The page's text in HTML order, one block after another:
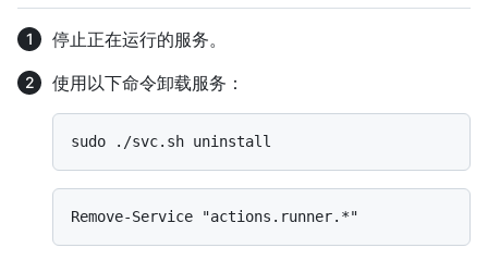
停止正在运行的服务。
使用以下命令卸载服务：